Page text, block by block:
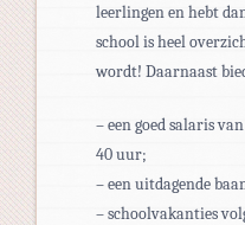
leerlingen en hebt
school is heel
wordt! Daarnaast
– een goed salaris
40 uur;
– een uitdagende
– schoolvakanties